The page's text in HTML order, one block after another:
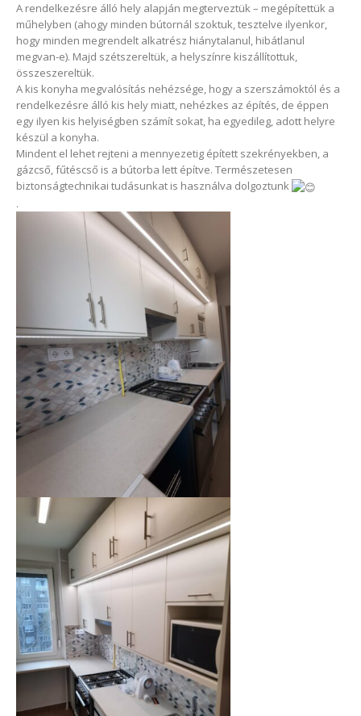
A rendelkezésre álló hely alapján megterveztük – megépítettük a
műhelyben (ahogy minden bútornál szoktuk, tesztelve ilyenkor,
hogy minden megrendelt alkatrész hiánytalanul, hibátlanul
megvan-e). Majd szétszereltük, a helyszínre kiszállítottuk,
összeszereltük.
A kis konyha megvalósítás nehézsége, hogy a szerszámoktól és a
rendelkezésre álló kis hely miatt, nehézkes az építés, de éppen
egy ilyen kis helyiségben számít sokat, ha egyedileg, adott helyre
készül a konyha.
Mindent el lehet rejteni a mennyezetig épített szekrényekben, a
gázcső, fűtéscső is a bútorba lett építve. Természetesen
biztonságtechnikai tudásunkat is használva dolgoztunk
.